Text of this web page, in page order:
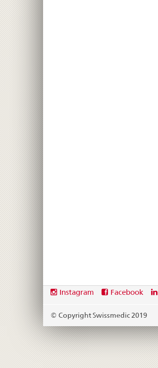
Footer
Social
links
Instagram Facebook
© Copyright Swissmedic 2019